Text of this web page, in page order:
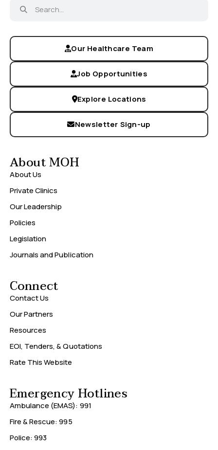
Our Healthcare Team
Job Opportunities
Explore Locations
Newsletter Sign-up
About MOH
About Us
Private Clinics
Our Leadership
Policies
Legislation
Journals and Publication
Connect
Contact Us
Our Partners
Resources
EOI, Tenders, & Quotations
Rate This Website
Emergency Hotlines
Ambulance (EMAS): 991
Fire & Rescue: 995
Police: 993